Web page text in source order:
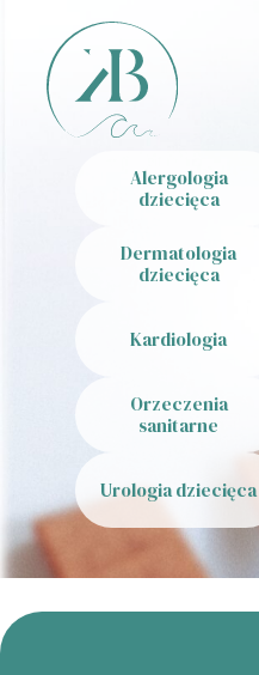
Alergologia
dziecięca
Dermatologia
dziecięca
Kardiologia
Orzeczenia
sanitarne
Urologia dziecięca